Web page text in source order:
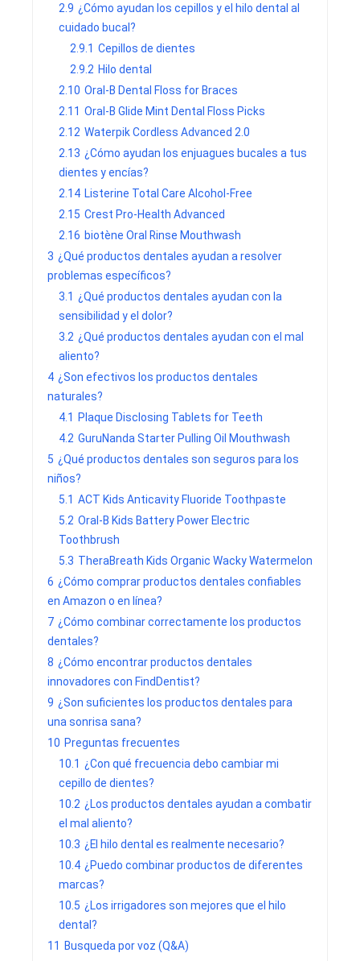
2.9 ¿Cómo ayudan los cepillos y el hilo dental al
cuidado bucal?
2.9.1 Cepillos de dientes
2.9.2 Hilo dental
2.10 Oral-B Dental Floss for Braces
2.11 Oral-B Glide Mint Dental Floss Picks
2.12 Waterpik Cordless Advanced 2.0
2.13 ¿Cómo ayudan los enjuagues bucales a tus
dientes y encías?
2.14 Listerine Total Care Alcohol-Free
2.15 Crest Pro-Health Advanced
2.16 biotène Oral Rinse Mouthwash
3 ¿Qué productos dentales ayudan a resolver
problemas específicos?
3.1 ¿Qué productos dentales ayudan con la
sensibilidad y el dolor?
3.2 ¿Qué productos dentales ayudan con el mal
aliento?
4 ¿Son efectivos los productos dentales
naturales?
4.1
Plaque Disclosing Tablets for Teeth
4.2 GuruNanda Starter Pulling Oil Mouthwash
5 ¿Qué productos dentales son seguros para los
niños?
5.1 ACT Kids Anticavity Fluoride Toothpaste
5.2 Oral-B Kids Battery Power Electric
Toothbrush
5.3 TheraBreath Kids Organic Wacky Watermelon
6 ¿Cómo comprar productos dentales confiables
en Amazon o en línea?
7 ¿Cómo combinar correctamente los productos
dentales?
8 ¿Cómo encontrar productos dentales
innovadores con FindDentist?
9 ¿Son suficientes los productos dentales para
una sonrisa sana?
10 Preguntas frecuentes
10.1 ¿Con qué frecuencia debo cambiar mi
cepillo de dientes?
10.2 ¿Los productos dentales ayudan a combatir
el mal aliento?
10.3 ¿El hilo dental es realmente necesario?
10.4 ¿Puedo combinar productos de diferentes
marcas?
10.5 ¿Los irrigadores son mejores que el hilo
dental?
11
Busqueda por voz (Q&A)